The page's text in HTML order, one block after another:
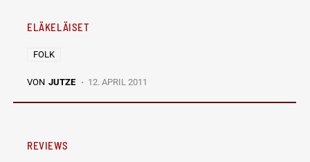
ELÄKELÄISET
FOLK
VON JUTZE 12. APRIL 2011
REVIEWS